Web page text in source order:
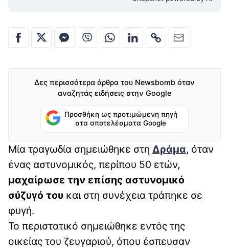
Δες περισσότερα άρθρα του Newsbomb όταν
αναζητάς ειδήσεις στην Google
Προσθήκη ως προτιμώμενη πηγή
στα αποτελέσματα Google
Μία τραγωδία σημειώθηκε στη Δράμα, όταν
ένας αστυνομικός, περίπου 50 ετών,
μαχαίρωσε την επίσης αστυνομικό
σύζυγό του και στη συνέχεια τράπηκε σε
φυγή.
Το περιστατικό σημειώθηκε εντός της
οικείας του ζευγαριού, όπου έσπευσαν